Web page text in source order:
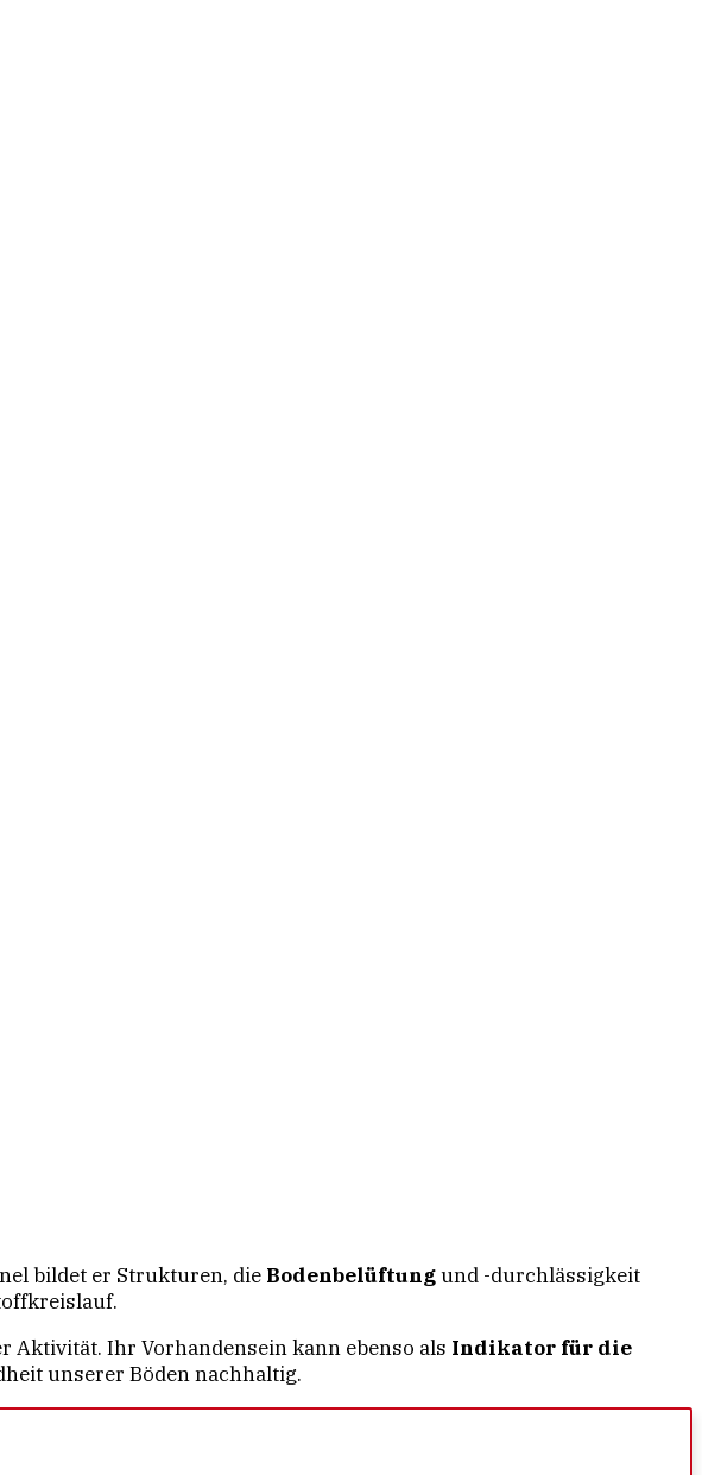
bildet er Strukturen, die Bodenbelüftungund -durchlässigkeit
Ihr Vorhandensein kann ebenso als Indikator für die
unserer Böden nachhaltig.